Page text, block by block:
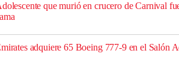
que murió en crucero de Carnival
adquiere 65 Boeing 777-9 en el Salón